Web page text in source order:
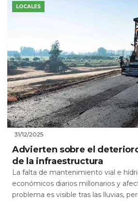
LOCALES
31/12/2025
Advierten sobre el
de la infraestructura
La falta de mantenimiento vial e
económicos diarios millonarios y
problema es visible tras las lluvias,